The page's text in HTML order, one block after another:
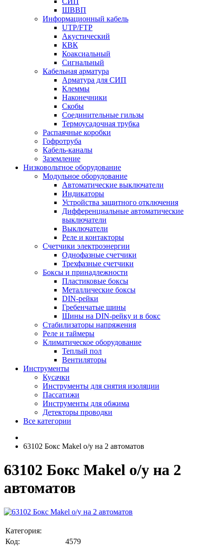
ШВВП
Информационный кабель
UTP/FTP
Акустический
КВК
Коаксиальный
Сигнальный
Кабельная арматура
Арматура для СИП
Клеммы
Наконечники
Скобы
Соединительные гильзы
Термоусадочная трубка
Распаячные коробки
Гофротруба
Кабель-каналы
Заземление
Низковольтное оборудование
Модульное оборудование
Автоматические выключатели
Индикаторы
Устройства защитного отключения
Дифференциальные автоматические
выключатели
Выключатели
Реле и контакторы
Счетчики электроэнергии
Однофазные счетчики
Трехфазные счетчики
Боксы и принадлежности
Пластиковые боксы
Металлические боксы
DIN-рейки
Гребенчатые шины
Шины на DIN-рейку и в бокс
Стабилизаторы напряжения
Реле и таймеры
Климатическое оборудование
Теплый пол
Вентиляторы
Инструменты
Кусачки
Инструменты для снятия изоляции
Пассатижи
Инструменты для обжима
Детекторы проводки
Все категории
63102 Бокс Makel о/у на 2 автоматов
63102 Бокс Makel о/у на 2
автоматов
Категория:
Код:
4579